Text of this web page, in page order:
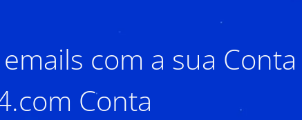
com a sua Conta
Conta